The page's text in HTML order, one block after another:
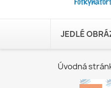
JEDLÉ
Úvodná